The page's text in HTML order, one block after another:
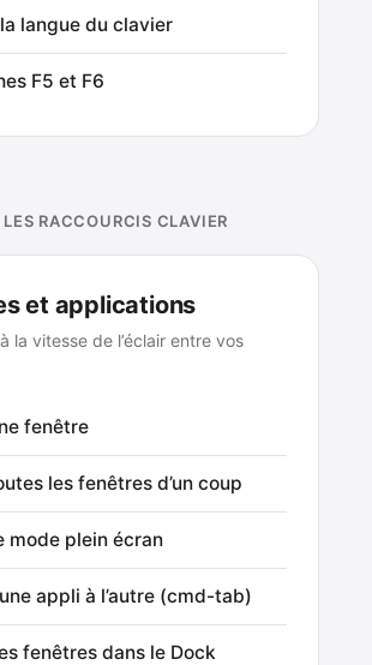
langue du clavier
F5 et F6
LES RACCOURCIS CLAVIER
et applications
la vitesse de l’éclair entre vos
fenêtre
les fenêtres d’un coup
mode plein écran
appli à l’autre (cmd-tab)
fenêtres dans le Dock